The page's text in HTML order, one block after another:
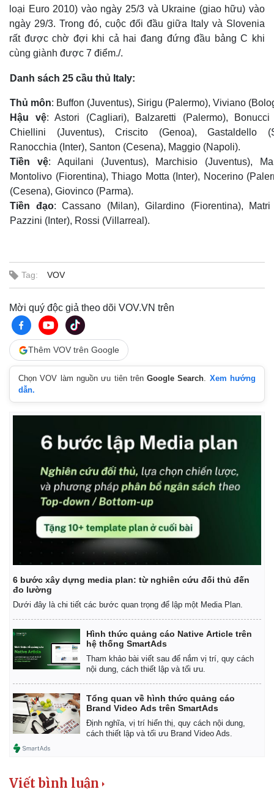
Thế giới
Quan sát
Cuộc sống đó đây
Multimedia
E-Magazine
loại Euro 2010) vào ngày 25/3 và Ukraine (giao hữu) vào
ngày 29/3. Trong đó, cuộc đối đầu giữa Italy và Slovenia
rất được chờ đợi khi cả hai đang đứng đầu bảng C khi
cùng giành được 7 điểm./.
Danh sách 25 cầu thủ Italy:
Thủ môn: Buffon (Juventus), Sirigu (Palermo), Viviano
Hậu vệ: Astori (Cagliari), Balzaretti (Palermo), Bonucci
Chiellini (Juventus), Criscito (Genoa), Gastaldello
Ranocchia (Inter), Santon (Cesena), Maggio (Napoli).
Tiền vệ: Aquilani (Juventus), Marchisio (Juventus),
Montolivo (Fiorentina), Thiago Motta (Inter), Nocerino
(Cesena), Giovinco (Parma).
Tiền đạo: Cassano (Milan), Gilardino (Fiorentina), Matri
Pazzini (Inter), Rossi (Villarreal).
Tag: VOV
Mời quý độc giả theo dõi VOV.VN trên
Thêm VOV trên Google
Chọn VOV làm nguồn ưu tiên trênGoogle Search. Xem hướng
dẫn.
6 bước xây dựng media plan: từ nghiên cứu đối thủ đến
đo lường
Dưới đây là chi tiết các bước quan trọng để lập một Media Plan.
Hình thức quảng cáo Native Article trên
hệ thống SmartAds
Tham khảo bài viết sau để nắm vị trí, quy cách
nội dung, cách thiết lập và tối ưu.
Tổng quan về hình thức quảng cáo
Brand Video Ads trên SmartAds
Định nghĩa, vị trí hiển thị, quy cách nội dung,
cách thiết lập và tối ưu Brand Video Ads.
Viết bình luận